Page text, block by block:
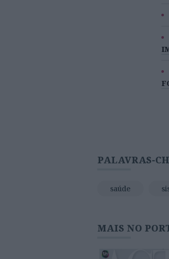
PALAVRAS-
saúde
MAIS NO